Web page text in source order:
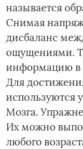
называется
Снимая
дисбаланс
ощущениями.
информацию в
Для
используются
Мозга.
Их можно
любого